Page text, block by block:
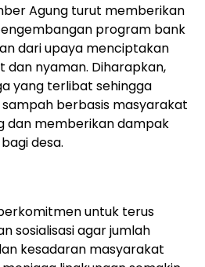
Agung turut memberikan
program bank
dari upaya menciptakan
dan nyaman. Diharapkan,
yang terlibat sehingga
berbasis masyarakat
dan memberikan dampak
desa.
untuk terus
sosialisasi agar jumlah
kesadaran masyarakat